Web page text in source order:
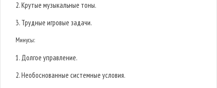
2. Крутые музыкальные тоны.
3. Трудные игровые задачи.
Минусы:
1. Долгое управление.
2. Необоснованные системные условия.